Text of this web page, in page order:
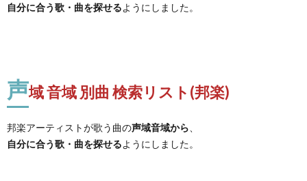
自分に合う歌・曲を探せるようにしました。
声域 音域 別曲 検索リスト(邦楽)
邦楽アーティストが歌う曲の声域音域から
自分に合う歌・曲を探せるようにしました。